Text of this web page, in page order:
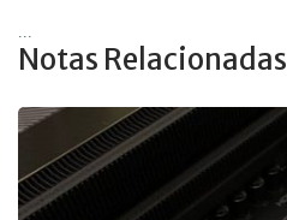
Notas Relacionadas